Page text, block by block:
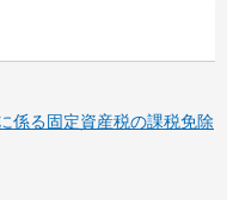
係る固定資産税の課税免除